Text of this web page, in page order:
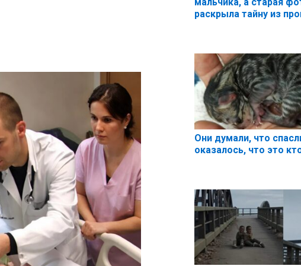
мальчика, а старая
раскрыла тайну из
Они думали, что
оказалось, что это